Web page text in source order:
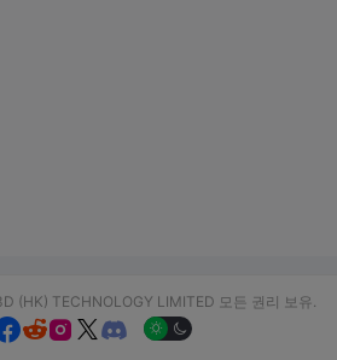
(HK) TECHNOLOGY LIMITED 모든 권리 보유.
  